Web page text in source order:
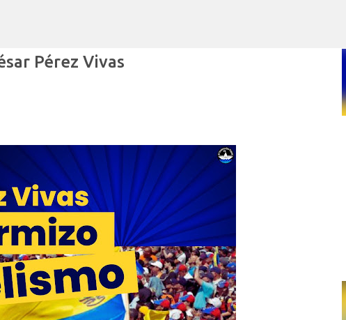
POR ARTURO MOLINA
POLÍTICAS PÚBLICAS Y POBREZA
Pérez Vivas